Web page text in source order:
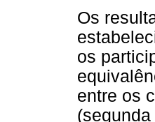
Os
os
entre os